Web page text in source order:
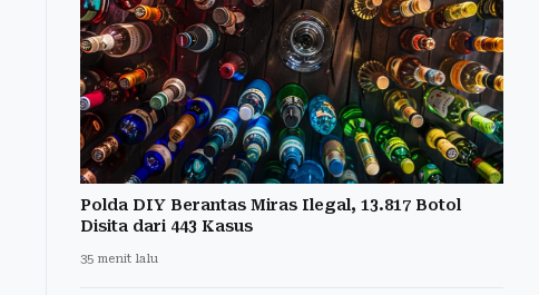
Polda DIY Berantas Miras Ilegal, 13.817 Botol
Disita dari 443 Kasus
35 menit lalu